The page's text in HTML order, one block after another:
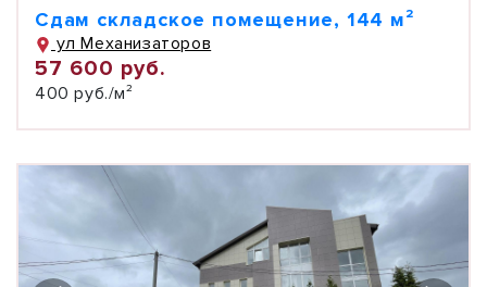
Сдам складское помещение, 144 м²
ул Механизаторов
57 600 руб.
400 руб./м²